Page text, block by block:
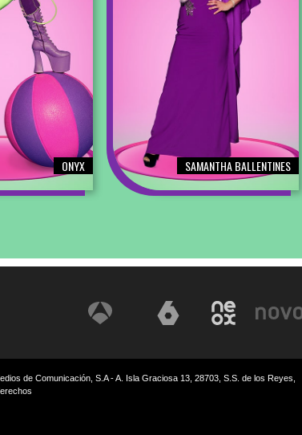
ONYX SAMANTHA BALLENTINES
de Comunicación, S.A - A. Isla Graciosa 13, 28703, S.S. de los Reyes,